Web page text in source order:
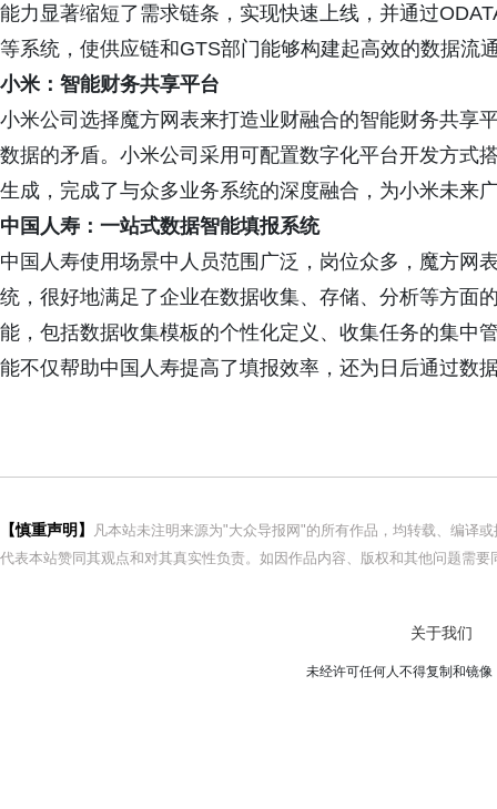
能力显著缩短了需求链条，实现快速上线，并通过
等系统，使供应链和GTS部门能够构建起高效的数据流
小米：智能财务共享平台
小米公司选择魔方网表来打造业财融合的智能财务共享
数据的矛盾。小米公司采用可配置数字化平台开发方式
生成，完成了与众多业务系统的深度融合，为小米未来
中国人寿：⼀站式数据智能填报系统
中国⼈寿使⽤场景中⼈员范围⼴泛，岗位众多，魔⽅⽹
统，很好地满⾜了企业在数据收集、存储、分析等⽅⾯
能，包括数据收集模板的个性化定义、收集任务的集中
能不仅帮助中国⼈寿提⾼了填报效率，还为⽇后通过数
【慎重声明】
凡本站未注明来源为"大众导报网"的所有作品，均转载、编译
代表本站赞同其观点和对其真实性负责。如因作品内容、版权和其他问题需
关于我们
未经许可任何人不得复制和镜